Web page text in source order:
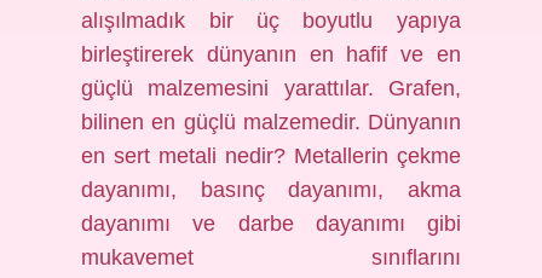
alışılmadık bir üç boyutlu yapıya
birleştirerek dünyanın en hafif ve en
güçlü malzemesini yarattılar. Grafen,
bilinen en güçlü malzemedir. Dünyanın
en sert metali nedir? Metallerin çekme
dayanımı, basınç dayanımı, akma
dayanımı ve darbe dayanımı gibi
mukavemet sınıflarını